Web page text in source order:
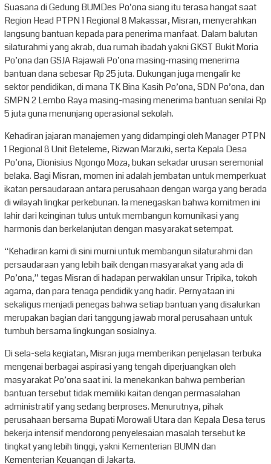
Suasana di Gedung BUMDes Po’ona siang itu terasa hangat saat
Region Head PTPN 1 Regional 8 Makassar, Misran, menyerahkan
langsung bantuan kepada para penerima manfaat. Dalam balutan
silaturahmi yang akrab, dua rumah ibadah yakni GKST Bukit Moria
Po’ona dan GSJA Rajawali Po’ona masing-masing menerima
bantuan dana sebesar Rp 25 juta. Dukungan juga mengalir ke
sektor pendidikan, di mana TK Bina Kasih Po’ona, SDN Po’ona, dan
SMPN 2 Lembo Raya masing-masing menerima bantuan senilai Rp
5 juta guna menunjang operasional sekolah.
Kehadiran jajaran manajemen yang didampingi oleh Manager PTPN
1 Regional 8 Unit Beteleme, Rizwan Marzuki, serta Kepala Desa
Po’ona, Dionisius Ngongo Moza, bukan sekadar urusan seremonial
belaka. Bagi Misran, momen ini adalah jembatan untuk memperkuat
ikatan persaudaraan antara perusahaan dengan warga yang berada
di wilayah lingkar perkebunan. Ia menegaskan bahwa komitmen ini
lahir dari keinginan tulus untuk membangun komunikasi yang
harmonis dan berkelanjutan dengan masyarakat setempat.
“Kehadiran kami di sini murni untuk membangun silaturahmi dan
persaudaraan yang lebih baik dengan masyarakat yang ada di
Po’ona,” tegas Misran di hadapan perwakilan unsur Tripika, tokoh
agama, dan para tenaga pendidik yang hadir. Pernyataan ini
sekaligus menjadi penegas bahwa setiap bantuan yang disalurkan
merupakan bagian dari tanggung jawab moral perusahaan untuk
tumbuh bersama lingkungan sosialnya.
Di sela-sela kegiatan, Misran juga memberikan penjelasan terbuka
mengenai berbagai aspirasi yang tengah diperjuangkan oleh
masyarakat Po’ona saat ini. Ia menekankan bahwa pemberian
bantuan tersebut tidak memiliki kaitan dengan permasalahan
administratif yang sedang berproses. Menurutnya, pihak
perusahaan bersama Bupati Morowali Utara dan Kepala Desa terus
bekerja intensif mendorong penyelesaian masalah tersebut ke
tingkat yang lebih tinggi, yakni Kementerian BUMN dan
Kementerian Keuangan di Jakarta.